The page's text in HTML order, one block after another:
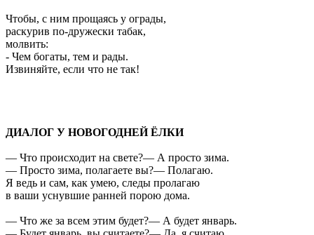
Чтобы, с ним прощаясь у ограды,
раскурив по-дружески табак,
молвить:
- Чем богаты, тем и рады.
Извиняйте, если что не так!
ДИАЛОГ У НОВОГОДНЕЙ ЁЛКИ
— Что происходит на свете?— А просто зима.
— Просто зима, полагаете вы?— Полагаю.
Я ведь и сам, как умею, следы пролагаю
в ваши уснувшие ранней порою дома.
— Что же за всем этим будет?— А будет январь.